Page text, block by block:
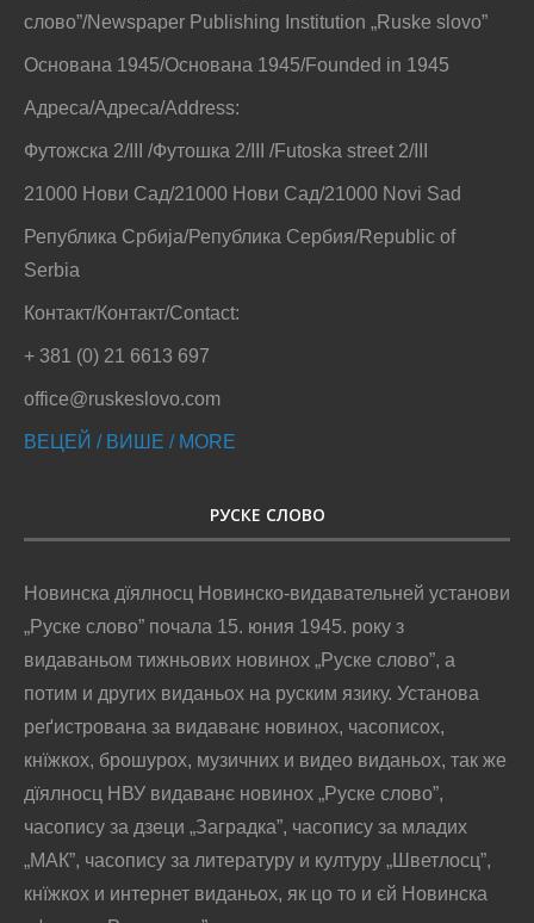
слово”/Newspaper Publishing Institution „Ruske slovo”
Основана 1945/Основана 1945/Founded in 1945
Адреса/Адреса/Address:
Футожска 2/III /Футошка 2/III /Futoska street 2/III
21000 Нови Сад/21000 Нови Сад/21000 Novi Sad
Република Србија/Република Сербия/Republic of
Serbia
Контакт/Контакт/Contact:
+ 381 (0) 21 6613 697
office@ruskeslovo.com
ВЕЦЕЙ / ВИШЕ / MORE
РУСКЕ СЛОВО
Новинска дїялносц Новинско-видавательней установи
„Руске слово” почала 15. юния 1945. року з
видаваньом тижньових новинох „Руске слово”, а
потим и других виданьох на руским язику. Установа
реґистрована за видаванє новинох, часописох,
кнїжкох, брошурох, музичних и видео виданьох, так же
дїялносц НВУ видаванє новинох „Руске слово”,
часопису за дзеци „Заградка”, часопису за младих
„МАК”, часопису за литературу и културу „Шветлосц”,
кнїжкох и интернет виданьох, як цо то и єй Новинска